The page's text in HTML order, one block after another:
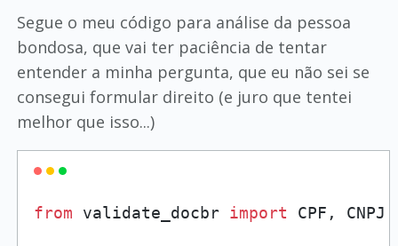
Segue o meu código para análise da pessoa
bondosa, que vai ter paciência de tentar
entender a minha pergunta, que eu não sei se
consegui formular direito (e juro que tentei
melhor que isso...)
from validate_docbr import CPF, CNPJ